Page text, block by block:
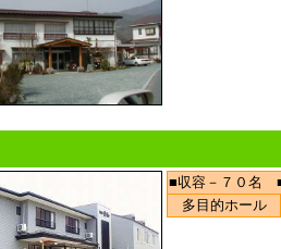
■収容－７０名
多目的ホール